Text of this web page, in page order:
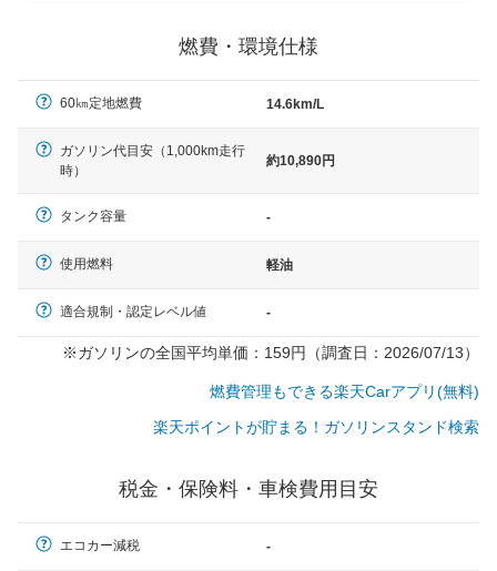
× 長さ 5,000mm 車路幅 5,000mmというサイズが標準値
燃費・環境仕様
60㎞定地燃費 14.6km/L
ガソリン代目安（1,000km走行
時）
約10,890円
タンク容量 -
使用燃料 軽油
適合規制・認定レベル値 -
※ガソリンの全国平均単価：159円（調査日：2026/07/13）
燃費管理もできる楽天Carアプリ(無料)
楽天ポイントが貯まる！ガソリンスタンド検索
税金・保険料・車検費用目安
エコカー減税 -